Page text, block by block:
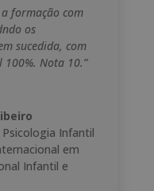
formação com
os
sucedida, com
Nota 10.”
Infantil
em
Infantil e